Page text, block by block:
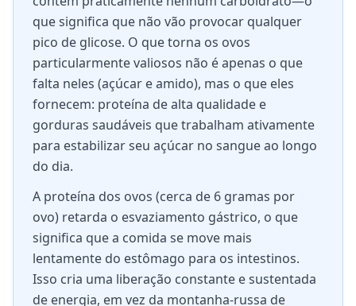
que significa que não vão provocar qualquer
pico de glicose. O que torna os ovos
particularmente valiosos não é apenas o que
falta neles (açúcar e amido), mas o que eles
fornecem: proteína de alta qualidade e
gorduras saudáveis que trabalham ativamente
para estabilizar seu açúcar no sangue ao longo
do dia.
A proteína dos ovos (cerca de 6 gramas por
ovo) retarda o esvaziamento gástrico, o que
significa que a comida se move mais
lentamente do estômago para os intestinos.
Isso cria uma liberação constante e sustentada
de energia, em vez da montanha-russa de